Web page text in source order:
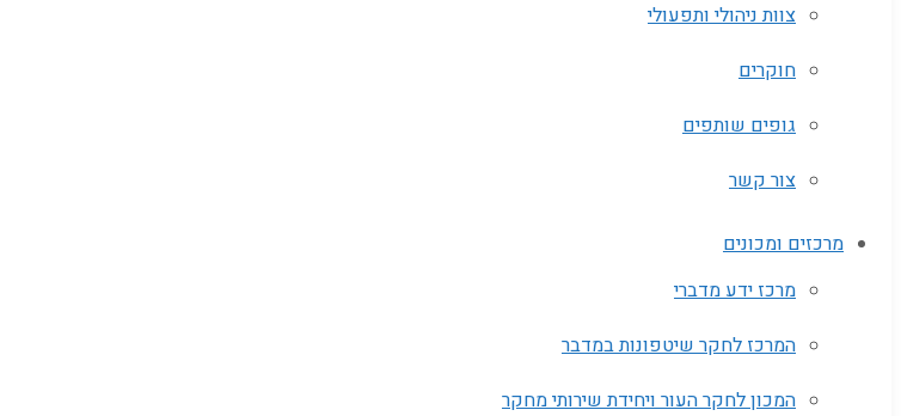
צוות ניהולי ותפעולי
חוקרים
גופים שותפים‬
צור קשר
מרכזים ומכונים
מרכז ידע מדברי
המרכז לחקר שיטפונות במדבר
המכון לחקר העור ויחידת שירותי מחקר